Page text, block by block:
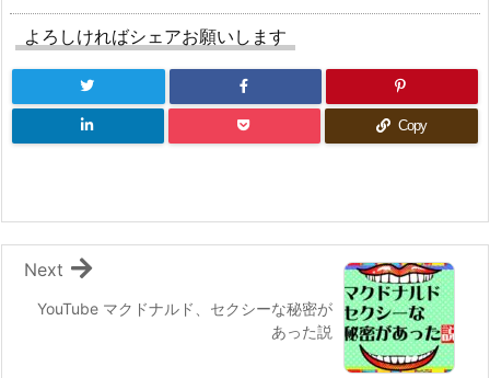
よろしければシェアお願いします
Copy
YouTube マクドナルド、セクシーな秘密が
あった説
Next